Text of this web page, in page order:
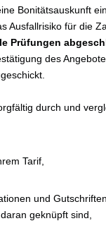
Bonitätsauskunft
Ausfallrisiko für die
Prüfungen
des
durch und
Tarif,
und
geknüpft sind,